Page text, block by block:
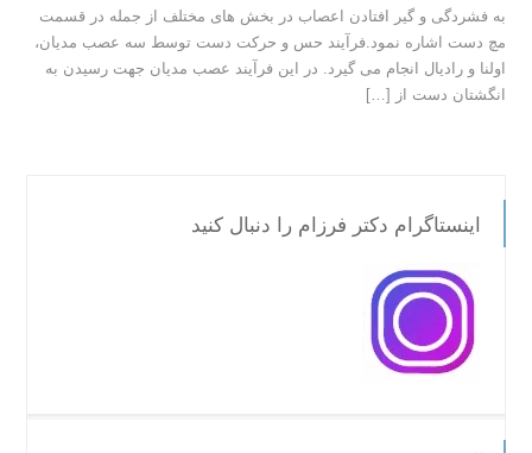
به فشردگی و گیر افتادن اعصاب در بخش های مختلف از جمله در قسمت
مچ دست اشاره نمود.فرآیند حس و حرکت دست توسط سه عصب مدیان،
اولنا و رادیال انجام می گیرد. در این فرآیند عصب مدیان جهت رسیدن به
انگشتان دست از […]
اینستاگرام دکتر فرزام را دنبال کنید